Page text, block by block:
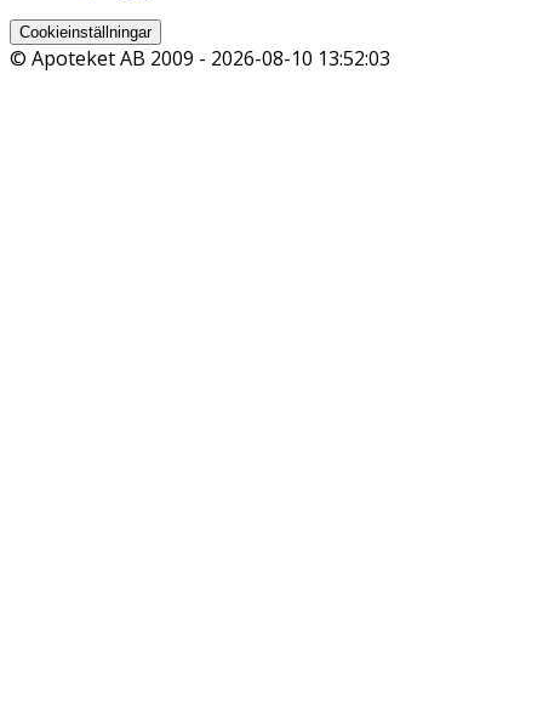
Cookieinställningar
© Apoteket AB 2009 - 2026-08-10 13:52:03